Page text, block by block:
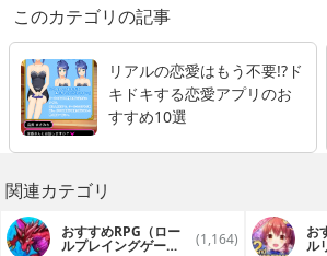
このカテゴリの記事
リアルの恋愛はもう不要!?ド
キドキする恋愛アプリのお
すすめ10選
関連カテゴリ
おすすめRPG（ロー
ルプレイングゲー (1,164) お
ル